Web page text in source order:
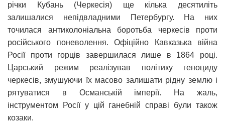
річки Кубань (Черкесія) ще кілька десятиліть
залишалися непідвладними Петербургу. На них
точилася антиколоніальна боротьба черкесів проти
російського поневолення. Офіційно Кавказька війна
Росії проти горців завершилася лише в 1864 році.
Царський режим реалізував політику геноциду
черкесів, змушуючи їх масово залишати рідну землю і
рятуватися в Османській імперії. На жаль,
інструментом Росії у цій ганебній справі були також
козаки.